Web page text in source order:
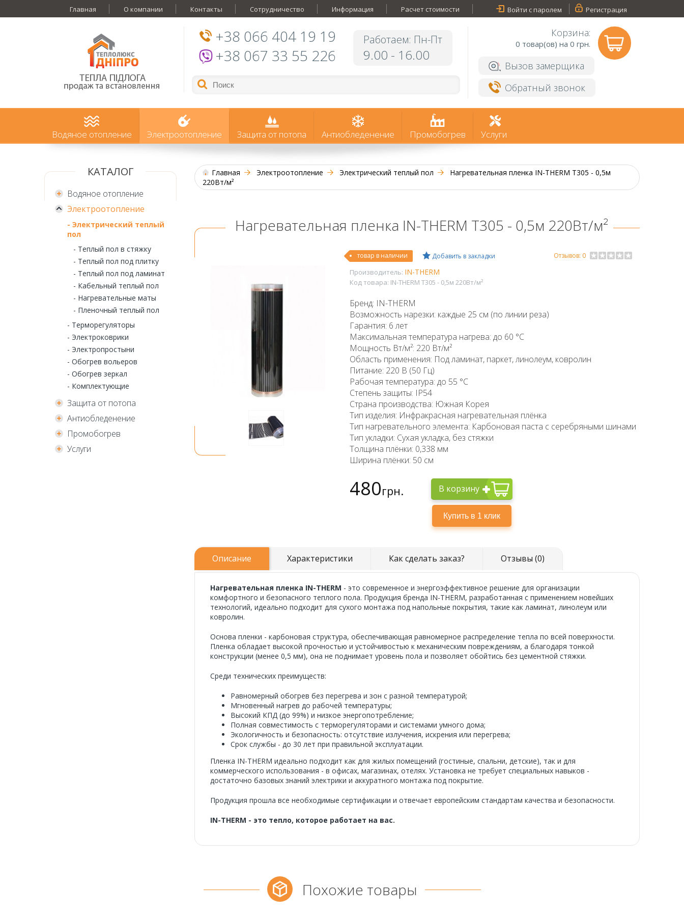
Главная О компании Контакты Сотрудничество Информация Расчет стоимости Войти с паролем Регистрация
+38 066 404 19 19
+38 067 33 55 226
Работаем: Пн-Пт
9.00 - 16.00
Корзина:
0 товар(ов) на 0 грн.
Вызов замерщика
Обратный звонок
Водяное отопление Электроотопление Защита от потопа Антиобледенение Промобогрев Услуги
КАТАЛОГ
Водяное отопление
Электроотопление
- Электрический теплый
пол
- Теплый пол в стяжку
- Теплый пол под плитку
- Теплый пол под ламинат
- Кабельный теплый пол
- Нагревательные маты
- Пленочный теплый пол
- Терморегуляторы
- Электроковрики
- Электропростыни
- Обогрев вольеров
- Обогрев зеркал
- Комплектующие
Защита от потопа
Антиобледенение
Промобогрев
Услуги
Главная Электроотопление Электрический теплый пол
Нагревательная пленка IN-THERM T305 - 0,5м
220Вт/м²
Нагревательная пленка IN-THERM T305 - 0,5м 220Вт/м²
товар в наличии Добавить в закладки Отзывов: 0
Производитель: IN-THERM
Код товара: IN-THERM T305 - 0,5м 220Вт/м²
Бренд: IN-THERM
Возможность нарезки: каждые 25 см (по линии реза)
Гарантия: 6 лет
Максимальная температура нагрева: до 60 °C
Мощность Вт/м²: 220 Вт/м²
Область применения: Под ламинат, паркет, линолеум, ковролин
Питание: 220 В (50 Гц)
Рабочая температура: до 55 °C
Степень защиты: IP54
Страна производства: Южная Корея
Тип изделия: Инфракрасная нагревательная плёнка
Тип нагревательного элемента: Карбоновая паста с серебряными шинами
Тип укладки: Сухая укладка, без стяжки
Толщина плёнки: 0,338 мм
Ширина плёнки: 50 см
480грн. В корзину
Описание Характеристики Как сделать заказ? Отзывы (0)
Нагревательная пленка IN-THERM - это современное и энергоэффективное решение для организации
комфортного и безопасного теплого пола. Продукция бренда IN-THERM, разработанная с применением новейших
технологий, идеально подходит для сухого монтажа под напольные покрытия, такие как ламинат, линолеум или
ковролин.
Основа пленки - карбоновая структура, обеспечивающая равномерное распределение тепла по всей поверхности.
Пленка обладает высокой прочностью и устойчивостью к механическим повреждениям, а благодаря тонкой
конструкции (менее 0,5 мм), она не поднимает уровень пола и позволяет обойтись без цементной стяжки.
Среди технических преимуществ:
Равномерный обогрев без перегрева и зон с разной температурой;
Мгновенный нагрев до рабочей температуры;
Высокий КПД (до 99%) и низкое энергопотребление;
Полная совместимость с терморегуляторами и системами умного дома;
Экологичность и безопасность: отсутствие излучения, искрения или перегрева;
Срок службы - до 30 лет при правильной эксплуатации.
Пленка IN-THERM идеально подходит как для жилых помещений (гостиные, спальни, детские), так и для
коммерческого использования - в офисах, магазинах, отелях. Установка не требует специальных навыков -
достаточно базовых знаний электрики и аккуратного монтажа под покрытие.
Продукция прошла все необходимые сертификации и отвечает европейским стандартам качества и безопасности.
IN-THERM - это тепло, которое работает на вас.
Похожие товары